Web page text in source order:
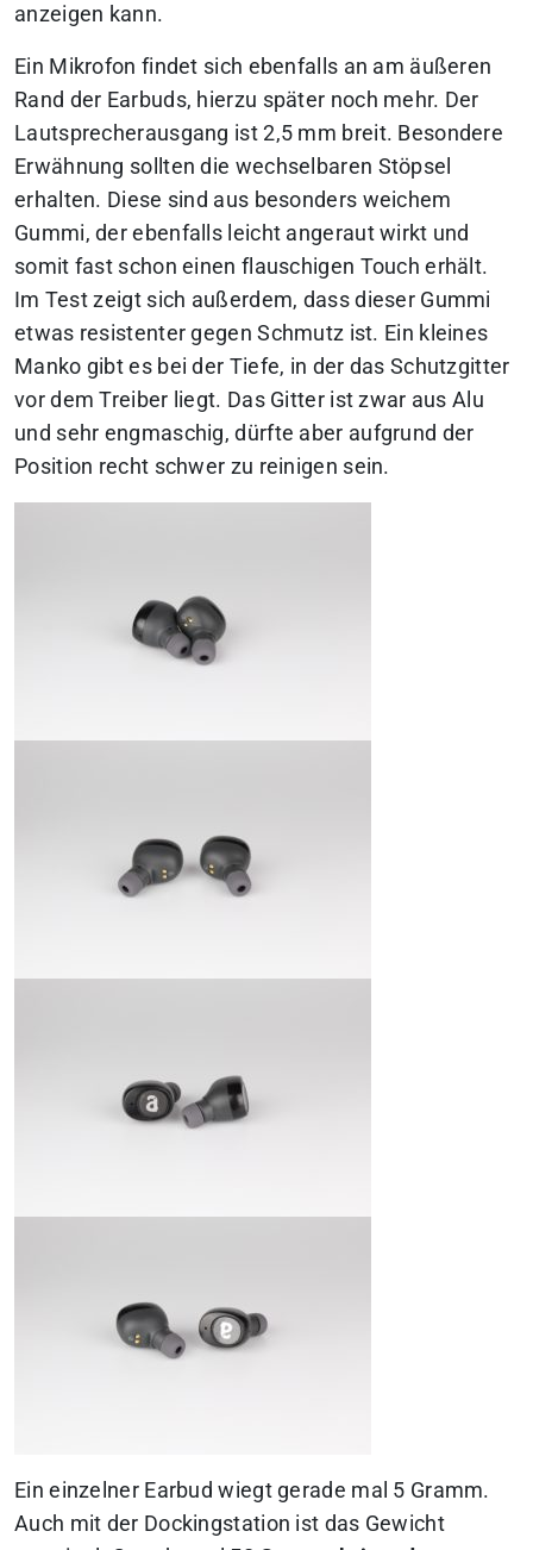
anzeigen kann.
Ein Mikrofon findet sich ebenfalls an am äußeren
Rand der Earbuds, hierzu später noch mehr. Der
Lautsprecherausgang ist 2,5 mm breit. Besondere
Erwähnung sollten die wechselbaren Stöpsel
erhalten. Diese sind aus besonders weichem
Gummi, der ebenfalls leicht angeraut wirkt und
somit fast schon einen flauschigen Touch erhält.
Im Test zeigt sich außerdem, dass dieser Gummi
etwas resistenter gegen Schmutz ist. Ein kleines
Manko gibt es bei der Tiefe, in der das Schutzgitter
vor dem Treiber liegt. Das Gitter ist zwar aus Alu
und sehr engmaschig, dürfte aber aufgrund der
Position recht schwer zu reinigen sein.
Ein einzelner Earbud wiegt gerade mal 5 Gramm.
Auch mit der Dockingstation ist das Gewicht